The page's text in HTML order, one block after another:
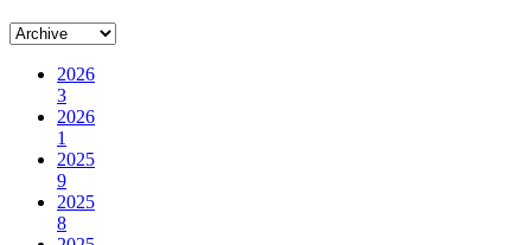
2026
3
2026
1
2025
9
2025
8